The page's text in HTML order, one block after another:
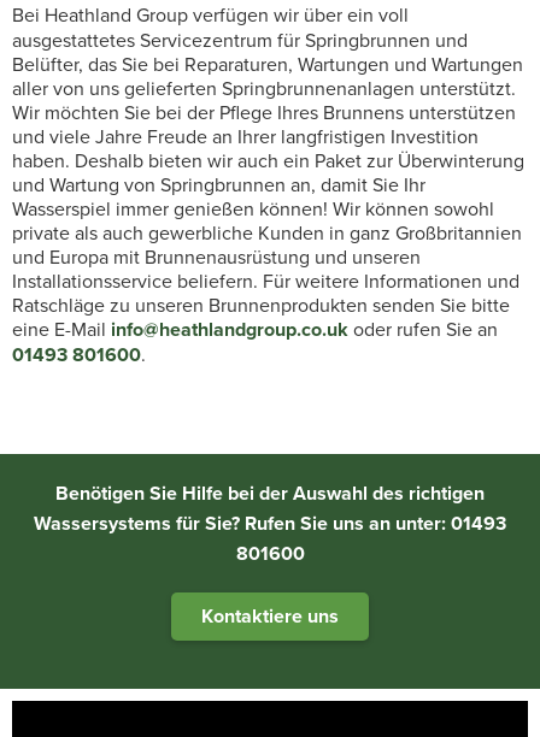
Bei Heathland Group verfügen wir über ein voll
ausgestattetes Servicezentrum für Springbrunnen und
Belüfter, das Sie bei Reparaturen, Wartungen und Wartungen
aller von uns gelieferten Springbrunnenanlagen unterstützt.
Wir möchten Sie bei der Pflege Ihres Brunnens unterstützen
und viele Jahre Freude an Ihrer langfristigen Investition
haben. Deshalb bieten wir auch ein Paket zur Überwinterung
und Wartung von Springbrunnen an, damit Sie Ihr
Wasserspiel immer genießen können! Wir können sowohl
private als auch gewerbliche Kunden in ganz Großbritannien
und Europa mit Brunnenausrüstung und unseren
Installationsservice beliefern. Für weitere Informationen und
Ratschläge zu unseren Brunnenprodukten senden Sie bitte
eine E-Mail info@heathlandgroup.co.ukoder rufen Sie an
01493 801600.
Benötigen Sie Hilfe bei der Auswahl des richtigen
Wassersystems für Sie? Rufen Sie uns an unter: 01493
801600
Kontaktiere uns